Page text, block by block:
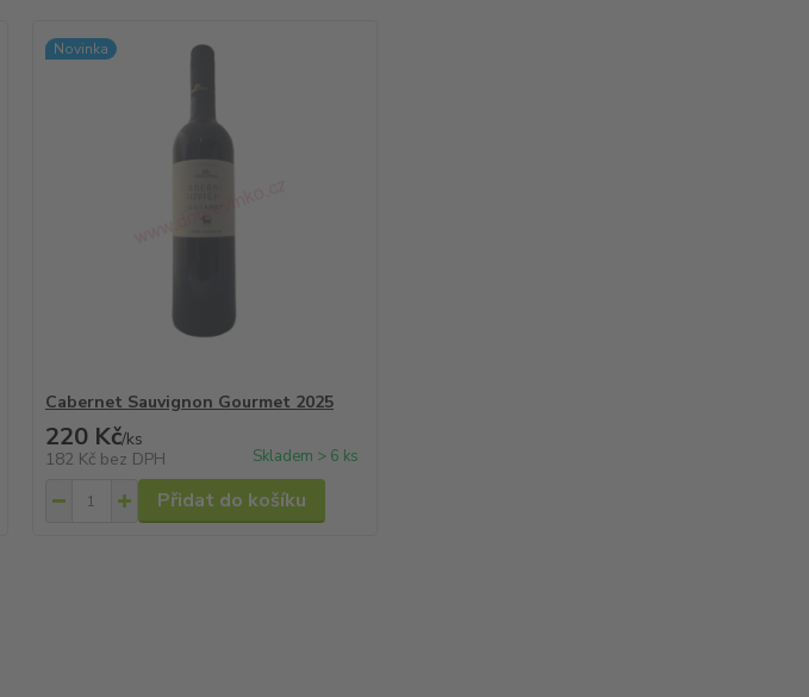
Novinka
Cabernet Sauvignon Gourmet 2025
220 Kč/ks
182 Kč bez DPH Skladem > 6 ks
Přidat do košíku